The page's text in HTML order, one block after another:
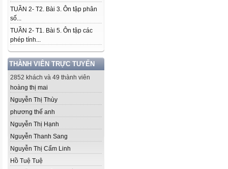
TUẦN 2- T2. Bài 3. Ôn tập phân
số...
TUẦN 2- T1. Bài 5. Ôn tập các
phép tính...
THÀNH VIÊN TRỰC TUYẾN
2852 khách và 49 thành viên
hoàng thị mai
Nguyễn Thị Thùy
phương thế anh
Nguyễn Thị Hạnh
Nguyễn Thanh Sang
Nguyễn Thị Cẩm Linh
Hồ Tuệ Tuệ